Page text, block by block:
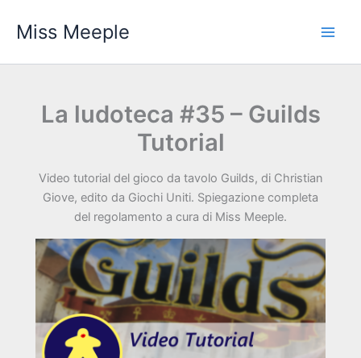
Miss Meeple
La ludoteca #35 – Guilds
Tutorial
Video tutorial del gioco da tavolo Guilds, di Christian
Giove, edito da Giochi Uniti. Spiegazione completa
del regolamento a cura di Miss Meeple.